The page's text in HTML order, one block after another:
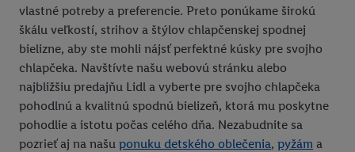
vlastné potreby a preferencie. Preto ponúkame širokú
škálu veľkostí, strihov a štýlov chlapčenskej spodnej
bielizne, aby ste mohli nájsť perfektné kúsky pre svojho
chlapčeka. Navštívte našu webovú stránku alebo
najbližšiu predajňu Lidl a vyberte pre svojho chlapčeka
pohodlnú a kvalitnú spodnú bielizeň, ktorá mu poskytne
pohodlie a istotu počas celého dňa. Nezabudnite sa
pozrieť aj na našu ponuku detského oblečenia, pyžám a